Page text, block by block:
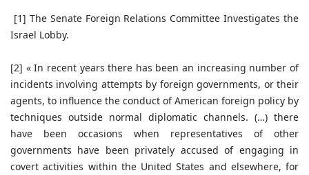
[1] The Senate Foreign Relations Committee Investigates the
Israel Lobby.
[2] « In recent years there has been an increasing number of
incidents involving attempts by foreign governments, or their
agents, to influence the conduct of American foreign policy by
techniques outside normal diplomatic channels. (…) there
have been occasions when representatives of other
governments have been privately accused of engaging in
covert activities within the United States and elsewhere, for